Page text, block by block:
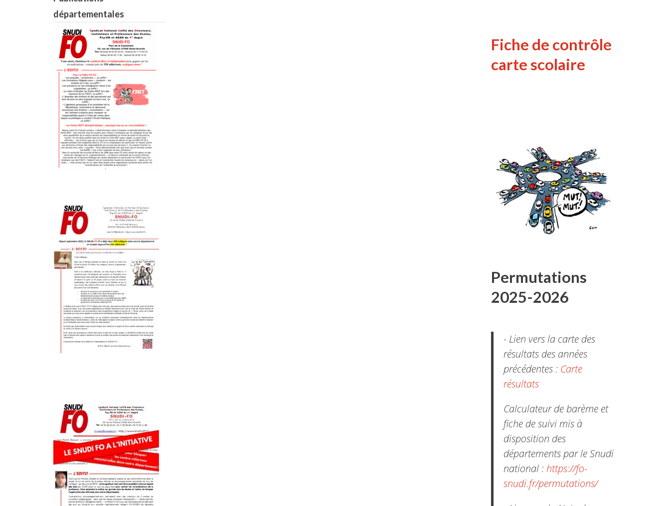
départementales
Fiche de contrôle
carte scolaire
Permutations
2025-2026
- Lien vers la carte des
résultats des années
précédentes : Carte
résultats
Calculateur de barème et
fiche de suivi mis à
disposition des
départements par le Snudi
national : https://fo-
snudi.fr/permutations/